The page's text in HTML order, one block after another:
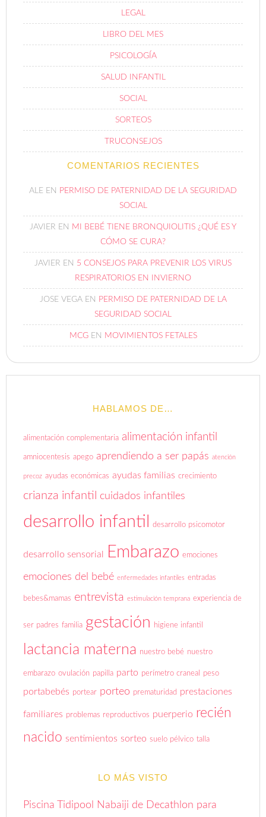
LEGAL
LIBRO DEL MES
PSICOLOGÍA
SALUD INFANTIL
SOCIAL
SORTEOS
TRUCONSEJOS
COMENTARIOS RECIENTES
ALE EN PERMISO DE PATERNIDAD DE LA SEGURIDAD
SOCIAL
JAVIER EN MI BEBÉ TIENE BRONQUIOLITIS ¿QUÉ ES Y
CÓMO SE CURA?
JAVIER EN 5 CONSEJOS PARA PREVENIR LOS VIRUS
RESPIRATORIOS EN INVIERNO
JOSE VEGAEN PERMISO DE PATERNIDAD DE LA
SEGURIDAD SOCIAL
MCGEN MOVIMIENTOS FETALES
HABLAMOS DE…
alimentación complementaria alimentación infantil
amniocentesis apego aprendiendo a ser papás atención
precoz ayudas económicas ayudas familias crecimiento
crianza infantil cuidados infantiles
desarrollo infantil desarrollo psicomotor
desarrollo sensorial Embarazo emociones
emociones del bebé enfermedades infantiles entradas
bebes&mamas entrevista estimulación temprana experiencia de
ser padres familia gestación higiene infantil
lactancia materna nuestro bebé nuestro
embarazo ovulación papilla parto perímetro craneal peso
portabebés portear porteo prematuridad prestaciones
familiares problemas reproductivos puerperio recién
nacido sentimientos sorteo suelo pélvico talla
LO MÁS VISTO
Piscina Tidipool Nabaiji de Decathlon para